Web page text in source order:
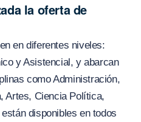
la oferta de
en diferentes niveles:
y Asistencial, y abarcan
como Administración,
Artes, Ciencia Política,
disponibles en todos